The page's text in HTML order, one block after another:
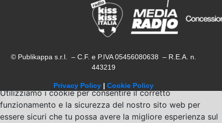
© Publikappa s.r.l. – C.F. e P.IVA 05456080638 – R.E.A. n.
443219
Privacy Policy | Cookie Policy
Utilizziamo i cookie per consentire il corretto
funzionamento e la sicurezza del nostro sito web per
essere sicuri che tu possa avere la migliore esperienza sul